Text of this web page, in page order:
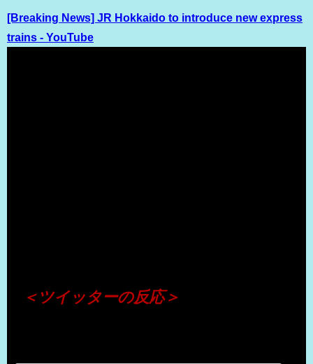
[Breaking News] JR Hokkaido to introduce new express
trains - YouTube
＜ツイッターの反応＞